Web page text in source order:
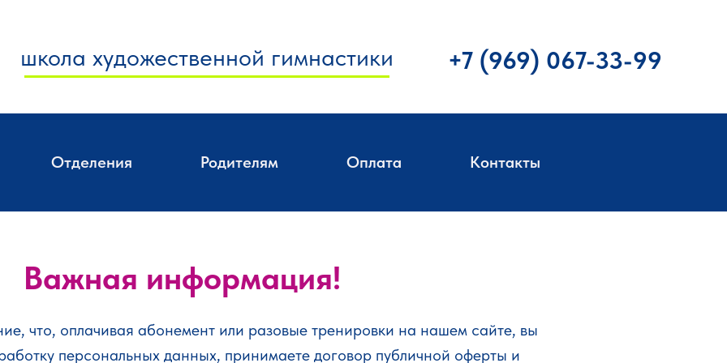
школа художественной гимнастики +7 (969) 067-33-99
Отделения Родителям Оплата Контакты
Важная информация!
что, оплачивая абонемент или разовые тренировки на нашем сайте, вы
персональных данных, принимаете договор публичной оферты и